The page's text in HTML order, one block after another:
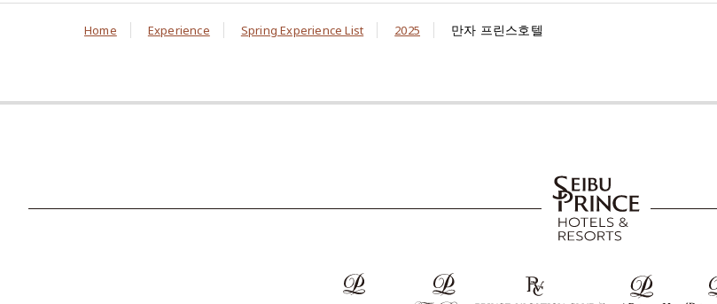
Home Experience Spring Experience List 2025 만자 프린스호텔